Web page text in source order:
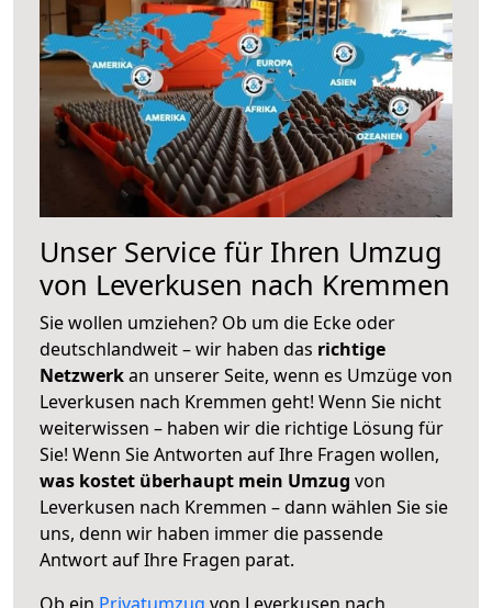
Unser Service für Ihren Umzug
von Leverkusen nach Kremmen
Sie wollen umziehen? Ob um die Ecke oder
deutschlandweit – wir haben das richtige
Netzwerkan unserer Seite, wenn es Umzüge von
Leverkusen nach Kremmen geht! Wenn Sie nicht
weiterwissen – haben wir die richtige Lösung für
Sie! Wenn Sie Antworten auf Ihre Fragen wollen,
was kostet überhaupt mein Umzug von
Leverkusen nach Kremmen – dann wählen Sie sie
uns, denn wir haben immer die passende
Antwort auf Ihre Fragen parat.